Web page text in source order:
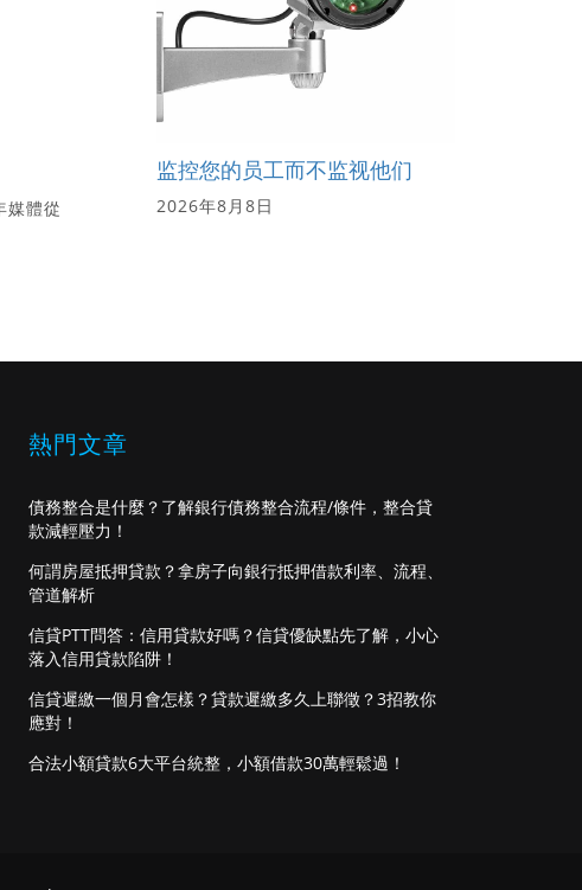
媒體從
监控您的员工而不监视他们
2026年8月8日
熱門文章
債務整合是什麼？了解銀行債務整合流程/條件，整合貸
款減輕壓力！
何謂房屋抵押貸款？拿房子向銀行抵押借款利率、流程、
管道解析
信貸PTT問答：信用貸款好嗎？信貸優缺點先了解，小心
落入信用貸款陷阱！
信貸遲繳一個月會怎樣？貸款遲繳多久上聯徵？3招教你
應對！
合法小額貸款6大平台統整，小額借款30萬輕鬆過！